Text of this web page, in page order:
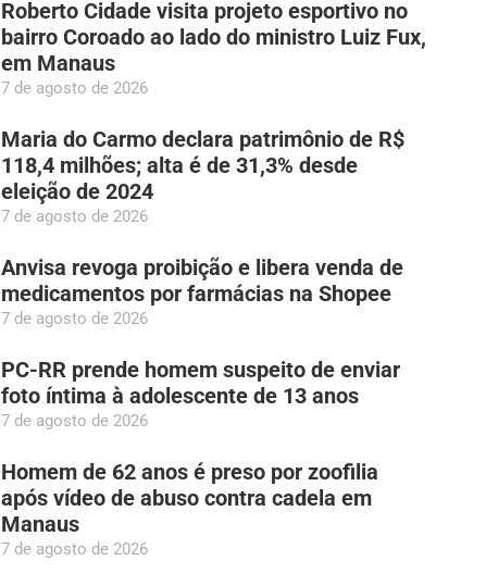
Roberto Cidade visita projeto esportivo no
bairro Coroado ao lado do ministro Luiz Fux,
em Manaus
7 de agosto de 2026
Maria do Carmo declara patrimônio de R$
118,4 milhões; alta é de 31,3% desde
eleição de 2024
7 de agosto de 2026
Anvisa revoga proibição e libera venda de
medicamentos por farmácias na Shopee
7 de agosto de 2026
PC-RR prende homem suspeito de enviar
foto íntima à adolescente de 13 anos
7 de agosto de 2026
Homem de 62 anos é preso por zoofilia
após vídeo de abuso contra cadela em
Manaus
7 de agosto de 2026